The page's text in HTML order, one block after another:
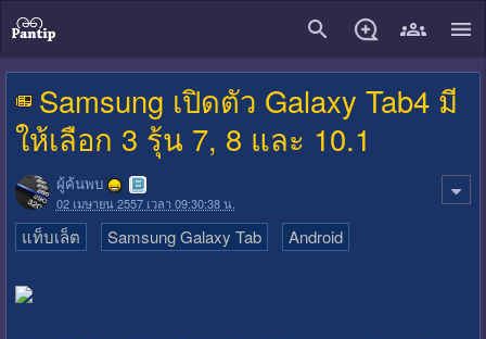
Samsung เปิดตัว Galaxy Tab4 มี
ให้เลือก 3 รุ้น 7, 8 และ 10.1
ผู้ค้นพบ
02 เมษายน 2557 เวลา 09:30:38 น.
แท็บเล็ต Samsung Galaxy Tab Android
close